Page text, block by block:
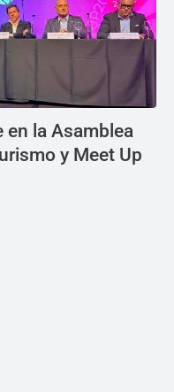
en la Asamblea
y Meet Up